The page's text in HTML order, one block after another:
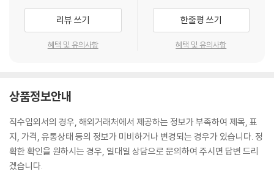
리뷰 쓰기
혜택 및 유의사항
한줄평 쓰기
혜택 및 유의사항
상품정보안내
직수입외서의 경우, 해외거래처에서 제공하는 정보가 부족하여 제목, 표
지, 가격, 유통상태 등의 정보가 미비하거나 변경되는 경우가 있습니다. 정
확한 확인을 원하시는 경우, 일대일 상담으로 문의하여 주시면 답변 드리
겠습니다.